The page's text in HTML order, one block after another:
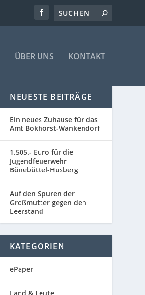
ÜBER UNS KONTAKT
NEUESTE BEITRÄGE
Ein neues Zuhause für das
Amt Bokhorst-Wankendorf
1.505.- Euro für die
Jugendfeuerwehr
Bönebüttel-Husberg
Auf den Spuren der
Großmutter gegen den
Leerstand
KATEGORIEN
ePaper
Land & Leute